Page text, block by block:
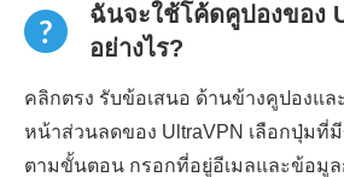
ฉันจะใช้โค้ดคูปองของ
อย่างไร?
คลิกตรง รับข้อเสนอ ด้านข้างคูปองแ
หน้าส่วนลดของ UltraVPN เลือกปุ่มที่
ตามขั้นตอน กรอกที่อยู่อีเมลและข้อมูล